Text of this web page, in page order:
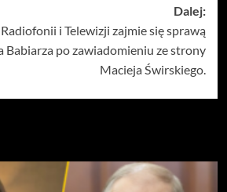
Dalej:
i Telewizji zajmie się sprawą
Babiarza po zawiadomieniu ze strony
Macieja Świrskiego.